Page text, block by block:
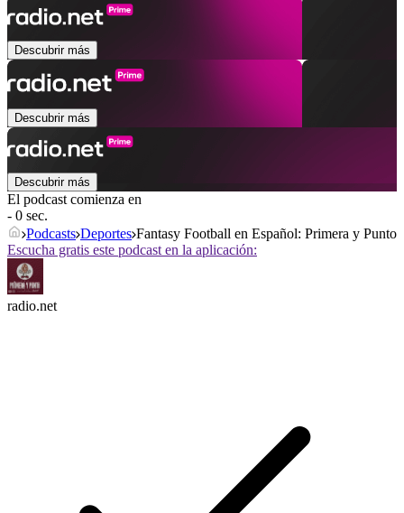
Descubrir más
Descubrir más
Descubrir más
El podcast comienza en
- 0 sec.
Podcasts Deportes Fantasy Football en Español: Primera y Punto
Escucha gratis este podcast en la aplicación:
radio.net